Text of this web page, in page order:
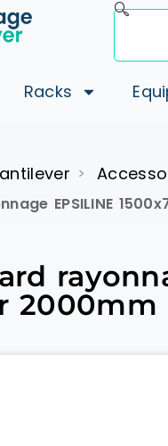
Racks
>
EPSILINE
2000mm